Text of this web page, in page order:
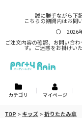
誠に勝手ながら下
こちらの期間内はお問
〇 2026
ご注文内容の確認、お問い合
す。ご迷惑をお掛けい
カテゴリ マイページ
TOP > キッズ > 折りたたみ傘